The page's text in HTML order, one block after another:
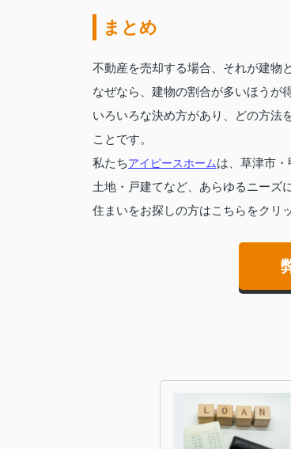
まとめ
不動産を売却する場合、それが建物
なぜなら、建物の割合が多いほうが
いろいろな決め方があり、どの方法
ことです。
私たちアイピースホームは、草津市・
土地・戸建てなど、あらゆるニーズ
住まいをお探しの方はこちらをクリ